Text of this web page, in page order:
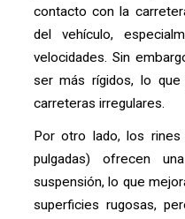
contacto con la
del vehículo,
velocidades. Sin
ser más rígidos, lo
carreteras irregulares.
Por otro lado, los
pulgadas) ofrecen
suspensión, lo que
superficies rugosas,